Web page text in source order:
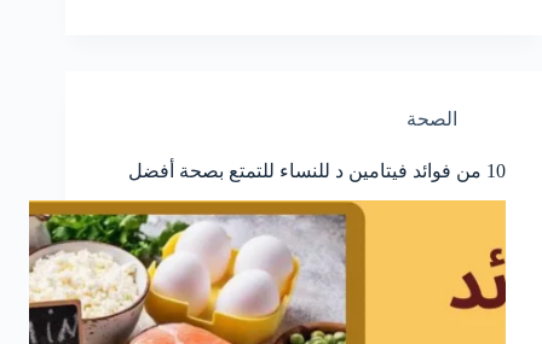
الصحة
10 من فوائد فيتامين د للنساء للتمتع بصحة أفضل